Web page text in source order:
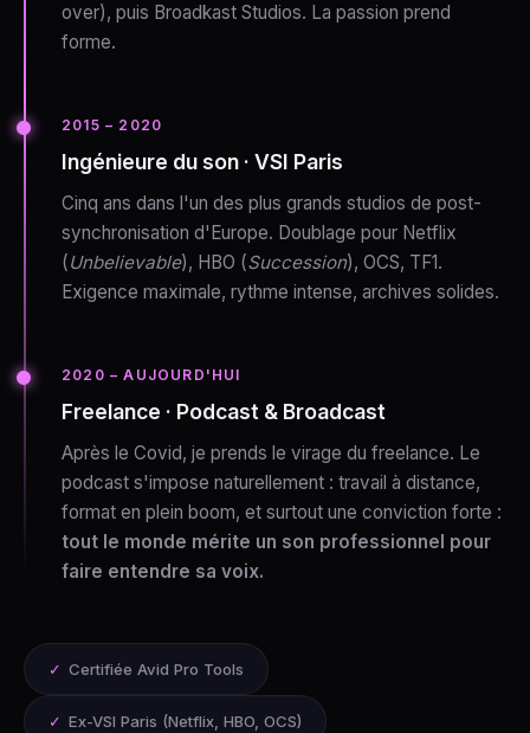
over), puis Broadkast Studios. La passion prend
forme.
2015 – 2020
Ingénieure du son · VSI Paris
Cinq ans dans l'un des plus grands studios de post-
synchronisation d'Europe. Doublage pour Netflix
(Unbelievable), HBO (Succession), OCS, TF1.
Exigence maximale, rythme intense, archives solides.
2020 – AUJOURD'HUI
Freelance · Podcast & Broadcast
Après le Covid, je prends le virage du freelance. Le
podcast s'impose naturellement : travail à distance,
format en plein boom, et surtout une conviction forte :
tout le monde mérite un son professionnel pour
faire entendre sa voix.
✓ Certifiée Avid Pro Tools
✓ Ex-VSI Paris (Netflix, HBO, OCS)